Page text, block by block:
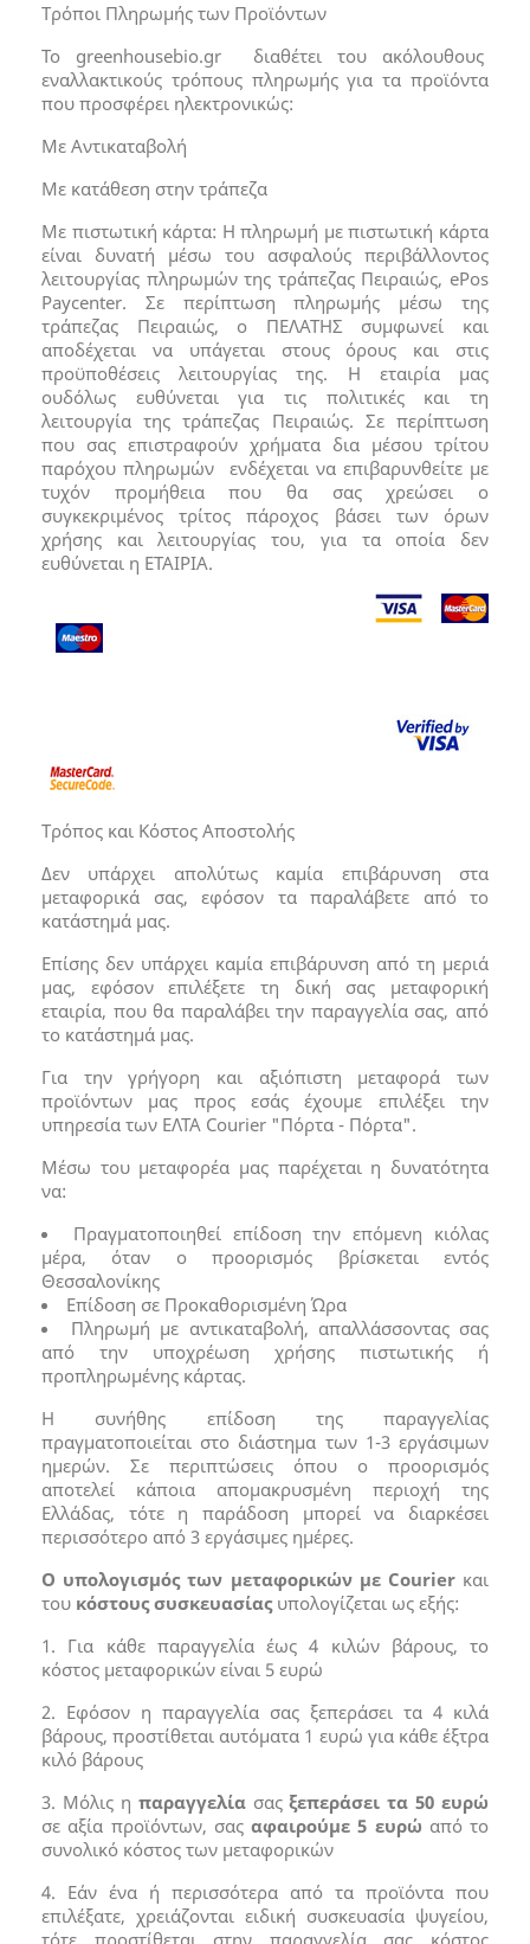
Τρόποι Πληρωμής των Προϊόντων
Το greenhousebio.gr διαθέτει του ακόλουθους
εναλλακτικούς τρόπους πληρωμής για τα προϊόντα
που προσφέρει ηλεκτρονικώς:
Με Αντικαταβολή
Με κατάθεση στην τράπεζα
Με πιστωτική κάρτα: Η πληρωμή με πιστωτική κάρτα
είναι δυνατή μέσω του ασφαλούς περιβάλλοντος
λειτουργίας πληρωμών της τράπεζας Πειραιώς, ePos
Paycenter. Σε περίπτωση πληρωμής μέσω της
τράπεζας Πειραιώς, ο ΠΕΛΑΤΗΣ συμφωνεί και
αποδέχεται να υπάγεται στους όρους και στις
προϋποθέσεις λειτουργίας της. Η εταιρία μας
ουδόλως ευθύνεται για τις πολιτικές και τη
λειτουργία της τράπεζας Πειραιώς. Σε περίπτωση
που σας επιστραφούν χρήματα δια μέσου τρίτου
παρόχου πληρωμών ενδέχεται να επιβαρυνθείτε με
τυχόν προμήθεια που θα σας χρεώσει ο
συγκεκριμένος τρίτος πάροχος βάσει των όρων
χρήσης και λειτουργίας του, για τα οποία δεν
ευθύνεται η ΕΤΑΙΡΙΑ.
Τρόπος και Κόστος Αποστολής
Δεν υπάρχει απολύτως καμία επιβάρυνση στα
μεταφορικά σας, εφόσον τα παραλάβετε από το
κατάστημά μας.
Επίσης δεν υπάρχει καμία επιβάρυνση από τη μεριά
μας, εφόσον επιλέξετε τη δική σας μεταφορική
εταιρία, που θα παραλάβει την παραγγελία σας, από
το κατάστημά μας.
Για την γρήγορη και αξιόπιστη μεταφορά των
προϊόντων μας προς εσάς έχουμε επιλέξει την
υπηρεσία των ΕΛΤΑ Courier "Πόρτα - Πόρτα".
Μέσω του μεταφορέα μας παρέχεται η δυνατότητα
να:
Πραγματοποιηθεί επίδοση την επόμενη κιόλας
μέρα, όταν ο προορισμός βρίσκεται εντός
Θεσσαλονίκης
Επίδοση σε Προκαθορισμένη Ώρα
Πληρωμή με αντικαταβολή, απαλλάσσοντας σας
από την υποχρέωση χρήσης πιστωτικής ή
προπληρωμένης κάρτας.
Η συνήθης επίδοση της παραγγελίας
πραγματοποιείται στο διάστημα των 1-3 εργάσιμων
ημερών. Σε περιπτώσεις όπου ο προορισμός
αποτελεί κάποια απομακρυσμένη περιοχή της
Ελλάδας, τότε η παράδοση μπορεί να διαρκέσει
περισσότερο από 3 εργάσιμες ημέρες.
Ο υπολογισμός των μεταφορικών με Courierκαι
του κόστους συσκευασίαςυπολογίζεται ως εξής:
1. Για κάθε παραγγελία έως 4 κιλών βάρους, το
κόστος μεταφορικών είναι 5 ευρώ
2. Εφόσον η παραγγελία σας ξεπεράσει τα 4 κιλά
βάρους, προστίθεται αυτόματα 1 ευρώ για κάθε έξτρα
κιλό βάρους
3. Μόλις η παραγγελίασαςξεπεράσει τα 50 ευρώ
σε αξία προϊόντων, σας αφαιρούμε 5 ευρώ από το
συνολικό κόστος των μεταφορικών
4. Εάν ένα ή περισσότερα από τα προϊόντα που
επιλέξατε, χρειάζονται ειδική συσκευασία ψυγείου,
τότε προστίθεται στην παραγγελία σας κόστος